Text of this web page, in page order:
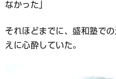
なかった」
それほどまでに、盛和塾で
えに心酔していた。